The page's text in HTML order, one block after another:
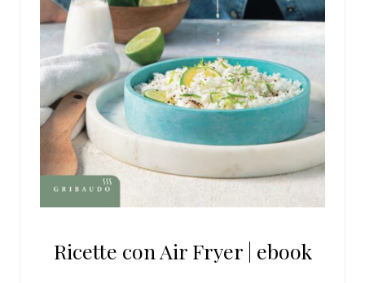
Ricette con Air Fryer | ebook